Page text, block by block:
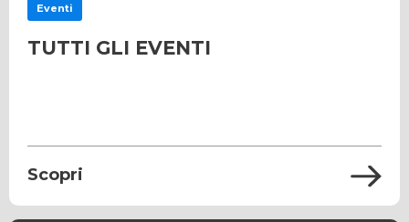
Eventi
TUTTI GLI EVENTI
Scopri